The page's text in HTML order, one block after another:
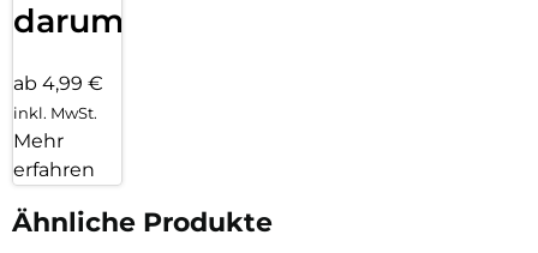
darum!
ab 4,99 €
inkl. MwSt.
Mehr
erfahren
Ähnliche Produkte